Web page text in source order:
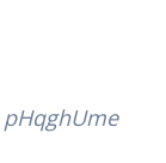
pHqghUme